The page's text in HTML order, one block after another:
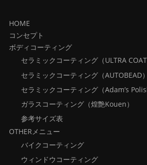
HOME
コンセプト
ボディコーティング
セラミックコーティング（ULTRA COAT
セラミックコーティング（AUTOBEAD）
セラミックコーティング（Adam’s
ガラスコーティング（煌艶Kouen）
参考サイズ表
OTHERメニュー
バイクコーティング
ウィンドウコーティング